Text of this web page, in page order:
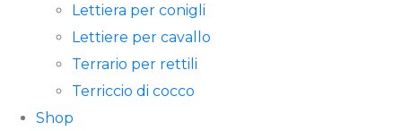
Lettiera per conigli
Lettiere per cavallo
Terrario per rettili
Terriccio di cocco
Shop